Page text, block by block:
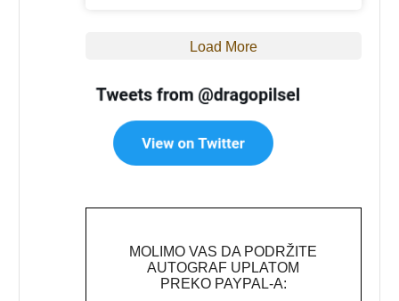
Load More
MOLIMO VAS DA PODRŽITE
AUTOGRAF UPLATOM
PREKO PAYPAL-A: